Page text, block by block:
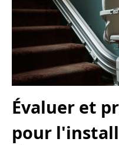
Évaluer et
pour